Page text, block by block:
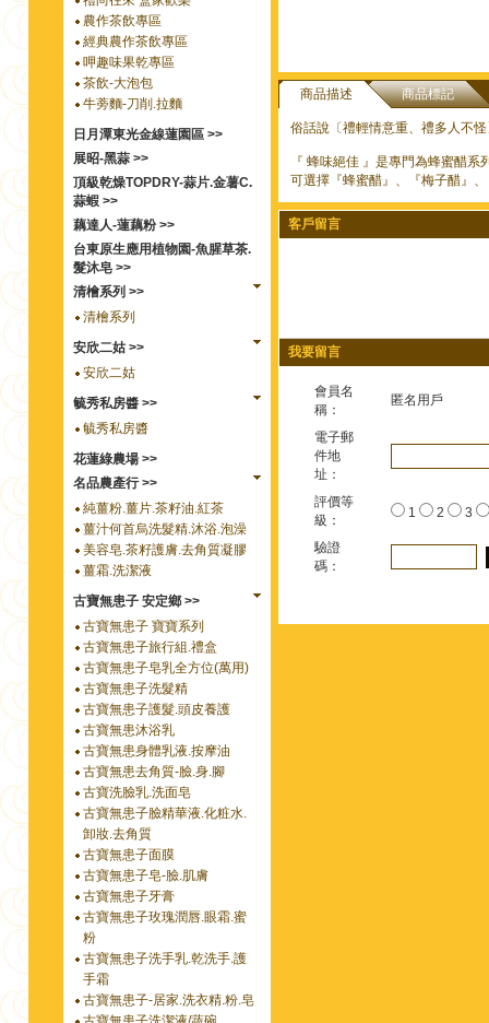
農作茶飲專區
經典農作茶飲專區
呷趣味果乾專區
茶飲-大泡包
牛蒡麵-刀削.拉麵
日月潭東光金線蓮園區 >>
展昭-黑蒜 >>
頂級乾燥TOPDRY-蒜片.金薯C.
蒜蝦 >>
藕達人-蓮藕粉 >>
台東原生應用植物園-魚腥草茶.
髮沐皂 >>
清檜系列 >>
清檜系列
安欣二姑 >>
安欣二姑
毓秀私房醬 >>
毓秀私房醬
花蓮綠農場 >>
名品農產行 >>
純薑粉.薑片.茶籽油.紅茶
薑汁何首烏洗髮精.沐浴.泡澡
美容皂.茶籽護膚.去角質凝膠
薑霜.洗潔液
古寶無患子 安定鄉 >>
古寶無患子 寶寶系列
古寶無患子旅行組.禮盒
古寶無患子皂乳全方位(萬用)
古寶無患子洗髮精
古寶無患子護髮.頭皮養護
古寶無患沐浴乳
古寶無患身體乳液.按摩油
古寶無患去角質-臉.身.腳
古寶洗臉乳.洗面皂
古寶無患子臉精華液.化粧水.
卸妝.去角質
古寶無患子面膜
古寶無患子皂-臉.肌膚
古寶無患子牙膏
古寶無患子玫瑰潤唇.眼霜.蜜
粉
古寶無患子洗手乳.乾洗手.護
手霜
古寶無患子-居家.洗衣精.粉.皂
商品描述 商品標記
俗話說〔禮輕情意重、禮多人不
『 蜂味絕佳 』是專門為蜂蜜醋系
可選擇『蜂蜜醋』、『梅子醋』
客戶留言
我要留言
會員名
稱：
匿名用戶
電子郵
件地
址：
評價等
級：
1 2 3
驗證
碼：